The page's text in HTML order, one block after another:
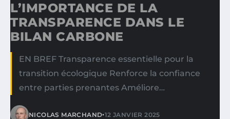
L’IMPORTANCE DE LA
TRANSPARENCE DANS LE
BILAN CARBONE
EN BREF Transparence essentielle pour la
transition écologique Renforce la confiance
entre parties prenantes Améliore…
NICOLAS MARCHAND•12 JANVIER 2025